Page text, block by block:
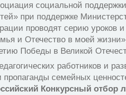
социальной
при поддержке
проводят серию уроков
и Отечество в моей
Победы в Великой
работников и
пропаганды семейных
Конкурсный отбор